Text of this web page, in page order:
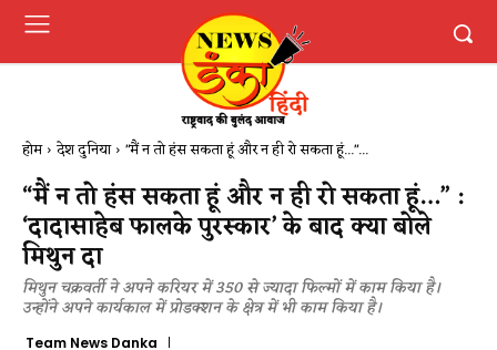
होम देश दुनिया "मैं न तो हंस सकता हूं और न ही रो सकता हूं..."...
“मैं न तो हंस सकता हूं और न ही रो सकता हूं…” :
‘दादासाहेब फालके पुरस्कार’ के बाद क्या बोले
मिथुन दा
मिथुन चक्रवर्ती ने अपने करियर में 350 से ज्यादा फिल्मों में काम किया है।
उन्होंने अपने कार्यकाल में प्रोडक्शन के क्षेत्र में भी काम किया है।
Team News Danka